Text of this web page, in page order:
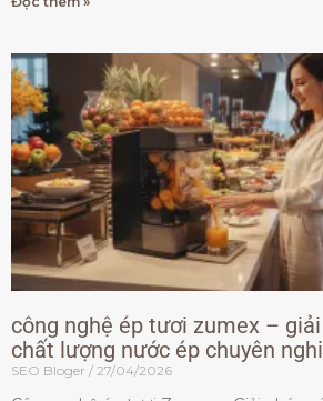
công nghệ ép tươi zumex –
chất lượng nước ép chuyên
SEO Bloger 27/04/2026